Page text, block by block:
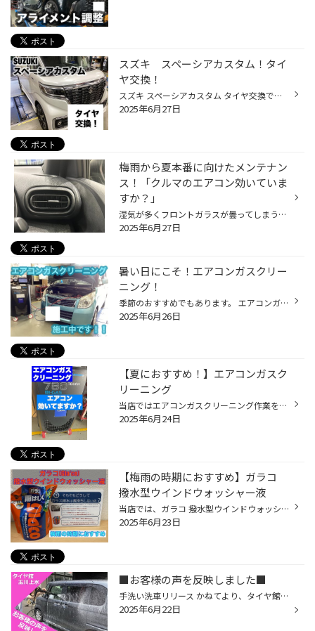
スズキ スペーシアカスタム！タイ
ヤ交換！
スズキ スペーシアカスタム タイヤ交換です！！ スペーシアカスタムと言えば ハイト系軽自動車であり スライドドアも魅力の軽自動車！ 軽自動車やコンパクトカーにオススメなのが！ BRIDGESTONE ECOPIA NH200C 軽自動車やコンパクトカーの専用設計なんです！ タイヤの肩の部分もしっかり作ってある...
2025年6月27日
梅雨から夏本番に向けたメンテナン
ス！「クルマのエアコン効いていま
すか？」
湿気が多くフロントガラスが曇ってしまう梅雨時期、 また、気温が高く暑い日も増え、夏はもうすぐそこです！ 少しずつ、クルマのエアコンをつける機会も増えてきていると思いますので、 是非、夏本番を迎える前におクルマのエアコンのメンテナンスをおススメします！ 【より快適に♪今がおススメ！カ...
2025年6月27日
暑い日にこそ！エアコンガスクリー
ニング！
季節のおすすめでもあります。 エアコンガスクリーニング！ 絶賛施工中です(*´꒳`*)！ え？ガス入れるだけじゃないの？？ と思うユーザー様もいらっしゃると思うのですが 今既に、お車のエアコンに入っているガスを一旦回収。 綺麗にクリーニングにしてお返しします。 そして足りない分は、補充をし...
2025年6月26日
【夏におすすめ！】エアコンガスク
リーニング
当店ではエアコンガスクリーニング作業を実施しております！ (当店は専用の機械にて作業を行なっております。) 暑い時期にエアコンが効かなくて、汗をかきながら運転をしたことはありませんか？ エアコンの効きを良くさせる為にエアコンガスクリーニングをおすすめいたします。 ※エアコンが涼しくな...
2025年6月24日
【梅雨の時期におすすめ】ガラコ
撥水型ウインドウォッシャー液
当店では、ガラコ 撥水型ウインドウォッシャー液を取り扱っております。 ガラス撥水はどうして長持ちしないのかというと、、、 ワイパーを使用する事で撥水コーティングをふき取ってしまうのです。 こちらの商品は、ウォッシャーするだけで撥水してくれるので安心・安全に乗る事が出来ますね。 更に...
2025年6月23日
■お客様の声を反映しました■
手洗い洗車リリース かねてより、タイヤ館をご利用のお客様方から洗車をやって欲しいというお声を頂戴しておりました。 この度滑水コーティングの手洗い洗車がついにリリースです！ 水が良く弾く！よく滑る！手洗いの洗車は高圧洗浄によりボディ溝の隅々の汚れも落とします！①初めてのご利用はおた...
2025年6月22日